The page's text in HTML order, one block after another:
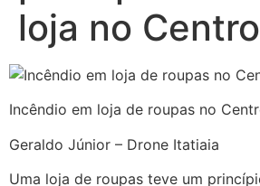
loja no
Incêndio em loja de roupas no
Geraldo Júnior – Drone Itatiaia
Uma loja de roupas teve um